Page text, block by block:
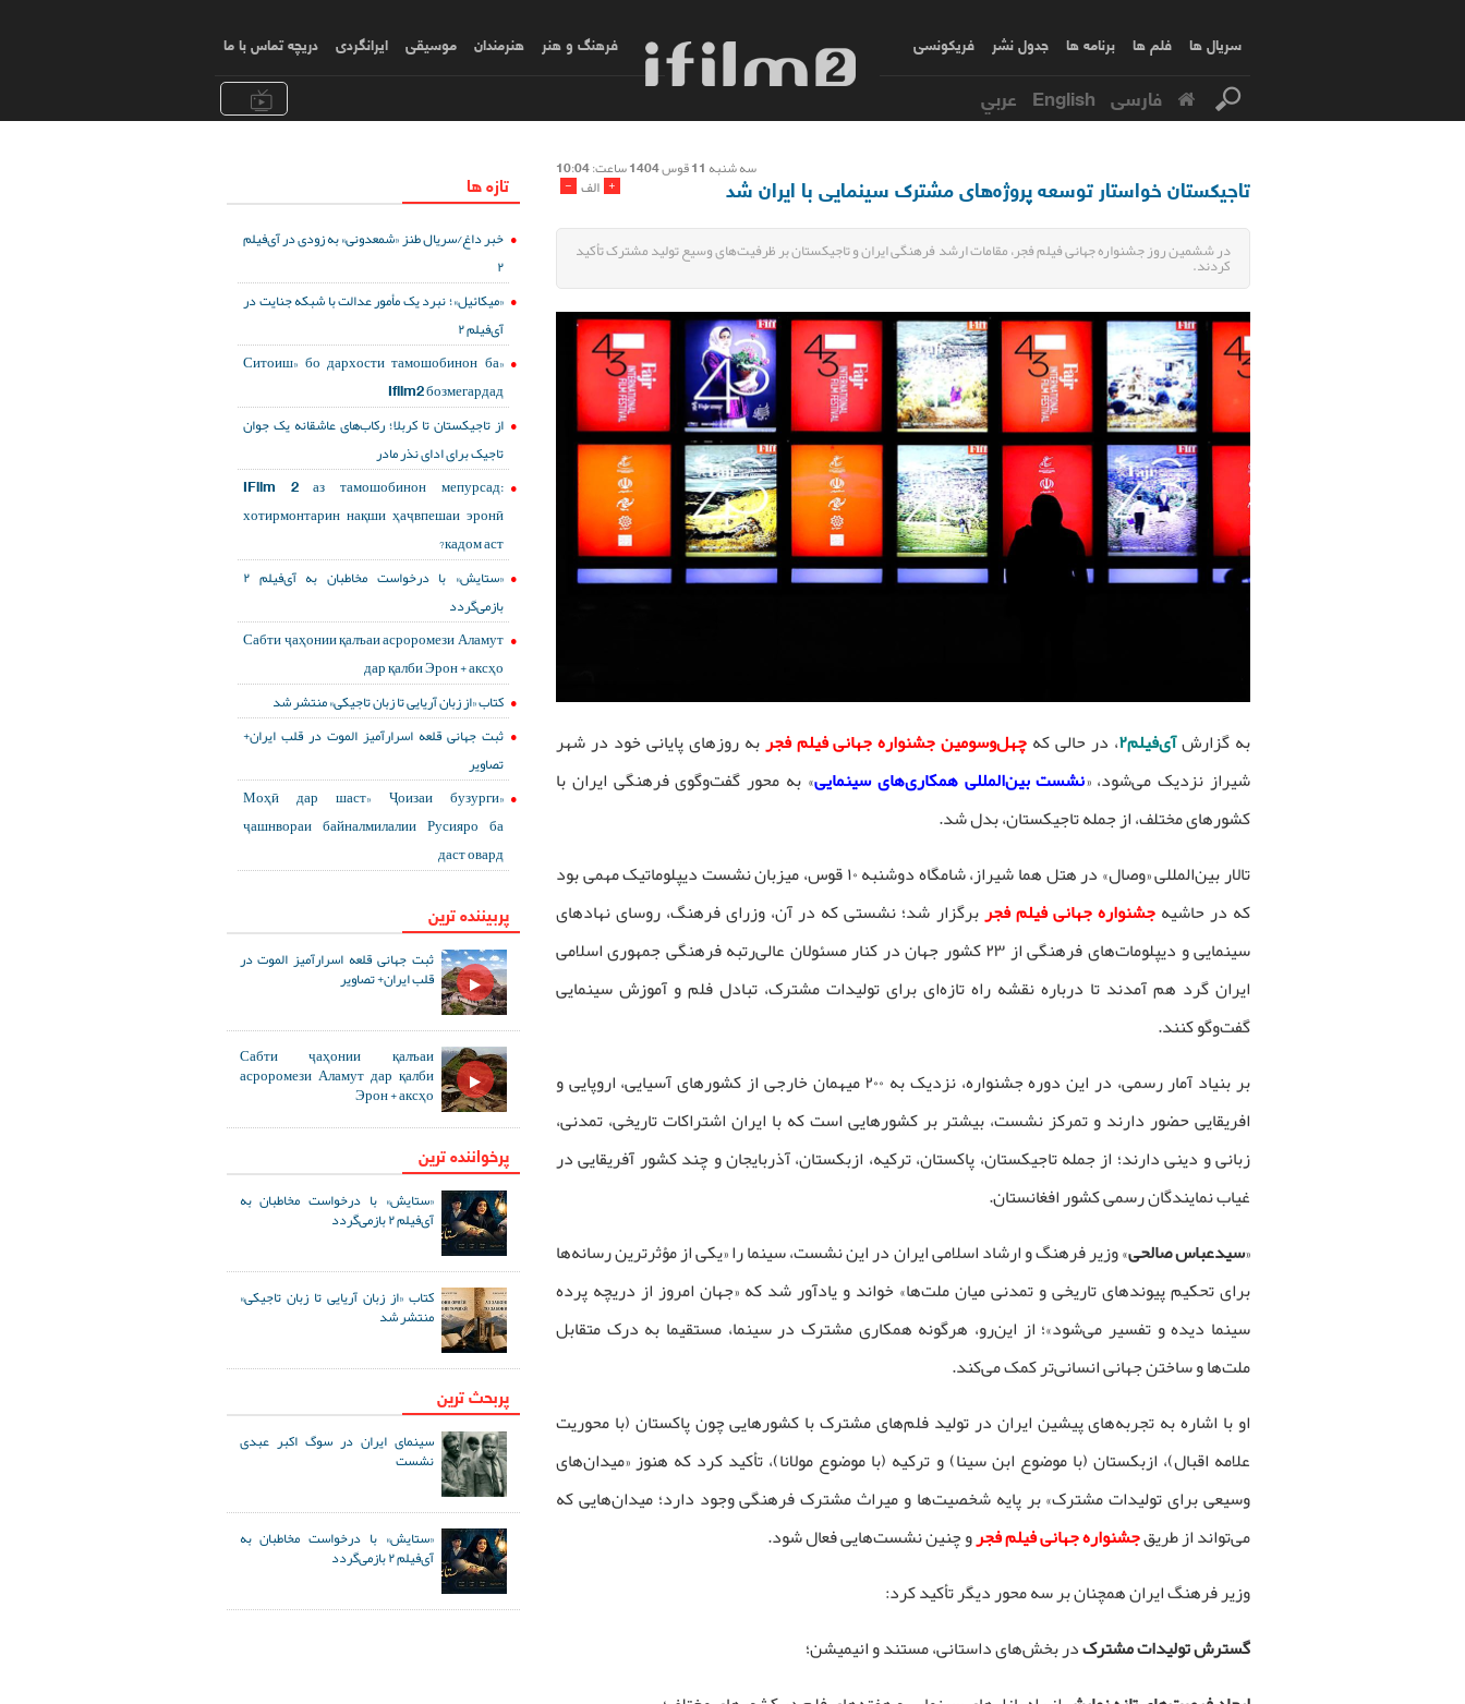
سریال ها فلم ها برنامه ها جدول نشر فریکونسی فرهنگ و هنر هنرمندان موسیقی ایرانگردی دریچه تماس با ما
فارسی English عربي
سه شنبه 11 قوس 1404 ساعت: 10:04
- الف + تاجیکستان خواستار توسعه پروژه‌های مشترک سینمایی با ایران شد
در ششمین روز جشنواره جهانی فیلم فجر، مقامات ارشد فرهنگی ایران و تاجیکستان بر ظرفیت‌های وسیع تولید مشترک تأکید
کردند.
به گزارشآی‌فیلم۲ ، در حالی کهچهل‌وسومین جشنواره جهانی فیلم فجربه روزهای پایانی خود در شهر
شیراز نزدیک می‌شود، «نشست بین‌المللی همکاری‌های سینمایی» به محور گفت‌وگوی فرهنگی ایران با
کشورهای مختلف، از جمله تاجیکستان، بدل شد.
تالار بین‌المللی «وصال» در هتل هما شیراز، شامگاه دوشنبه ۱۰ قوس، میزبان نشست دیپلوماتیک مهمی بود
که در حاشیهجشنواره جهانی فیلم فجربرگزار شد؛ نشستی که در آن، وزرای فرهنگ، روسای نهادهای
سینمایی و دیپلومات‌های فرهنگی از ۲۳ کشور جهان در کنار مسئولان عالی‌رتبه فرهنگی جمهوری اسلامی
ایران گرد هم آمدند تا درباره نقشه راه تازه‌ای برای تولیدات مشترک، تبادل فلم و آموزش سینمایی
گفت‌وگو کنند.
بر بنیاد آمار رسمی، در این دوره جشنواره، نزدیک به ۲۰۰ میهمان خارجی از کشورهای آسیایی، اروپایی و
افریقایی حضور دارند و تمرکز نشست، بیشتر بر کشورهایی است که با ایران اشتراکات تاریخی، تمدنی،
زبانی و دینی دارند؛ از جمله تاجیکستان، پاکستان، ترکیه، ازبکستان، آذربایجان و چند کشور آفریقایی در
غیاب نمایندگان رسمی کشور افغانستان.
«سیدعباس صالحی» وزیر فرهنگ و ارشاد اسلامی ایران در این نشست، سینما را «یکی از مؤثرترین رسانه‌ها
برای تحکیم پیوندهای تاریخی و تمدنی میان ملت‌ها» خواند و یادآور شد که «جهان امروز از دریچه پرده
سینما دیده و تفسیر می‌شود»؛ از این‌رو، هرگونه همکاری مشترک در سینما، مستقیما به درک متقابل
ملت‌ها و ساختن جهانی انسانی‌تر کمک می‌کند.
او با اشاره به تجربه‌های پیشین ایران در تولید فلم‌های مشترک با کشورهایی چون پاکستان (با محوریت
علامه اقبال)، ازبکستان (با موضوع ابن سینا) و ترکیه (با موضوع مولانا)، تأکید کرد که هنوز «میدان‌های
وسیعی برای تولیدات مشترک» بر پایه شخصیت‌ها و میراث مشترک فرهنگی وجود دارد؛ میدان‌هایی که
می‌تواند از طریقجشنواره جهانی فیلم فجرو چنین نشست‌هایی فعال شود.
وزیر فرهنگ ایران همچنان بر سه محور دیگر تأکید کرد:
گسترش تولیدات مشترکدر بخش‌های داستانی، مستند و انیمیشن؛
تازه ها
خبر داغ/سریال طنز «شمعدونی» به زودی در آی‌فیلم
۲
«میکائیل»؛ نبرد یک مأمور عدالت با شبکه جنایت در
آی‌فیلم ۲
«Ситоиш» бо дархости тамошобинон ба
Ifilm2 бозмегардад
از تاجیکستان تا کربلا؛ رکاب‌های عاشقانه یک جوان
تاجیک برای ادای نذر مادر
IFilm 2 аз тамошобинон мепурсад:
хотирмонтарин нақши ҳаҷвпешаи эронӣ
кадом аст?
«ستایش» با درخواست مخاطبان به آی‌فیلم ۲
بازمی‌گردد
Сабти ҷаҳонии қалъаи асроромези Аламут
дар қалби Эрон + аксҳо
کتاب «از زبان آریایی تا زبان تاجیکی» منتشر شد
ثبت جهانی قلعه اسرارآمیز الموت در قلب ایران+
تصاویر
«Моҳӣ дар шаст» Ҷоизаи бузурги
ҷашнвораи байналмилалии Русияро ба
даст овард
پربیننده ترین
ثبت جهانی قلعه اسرارآمیز الموت در
قلب ایران+ تصاویر
Сабти ҷаҳонии қалъаи
асроромези Аламут дар қалби
Эрон + аксҳо
پرخواننده ترین
«ستایش» با درخواست مخاطبان به
آی‌فیلم ۲ بازمی‌گردد
کتاب «از زبان آریایی تا زبان تاجیکی»
منتشر شد
پربحث ترین
سینمای ایران در سوگ اکبر عبدی
نشست
«ستایش» با درخواست مخاطبان به
آی‌فیلم ۲ بازمی‌گردد